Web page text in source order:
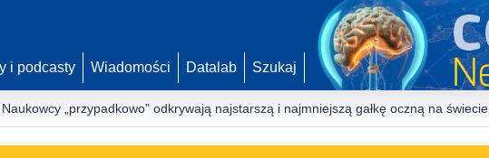
i podcasty Wiadomości Datalab Szukaj
„przypadkowo” odkrywają najstarszą i najmniejszą gałkę oczną na świecie